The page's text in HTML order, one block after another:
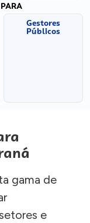
Gestores
Públicos
gama de
e